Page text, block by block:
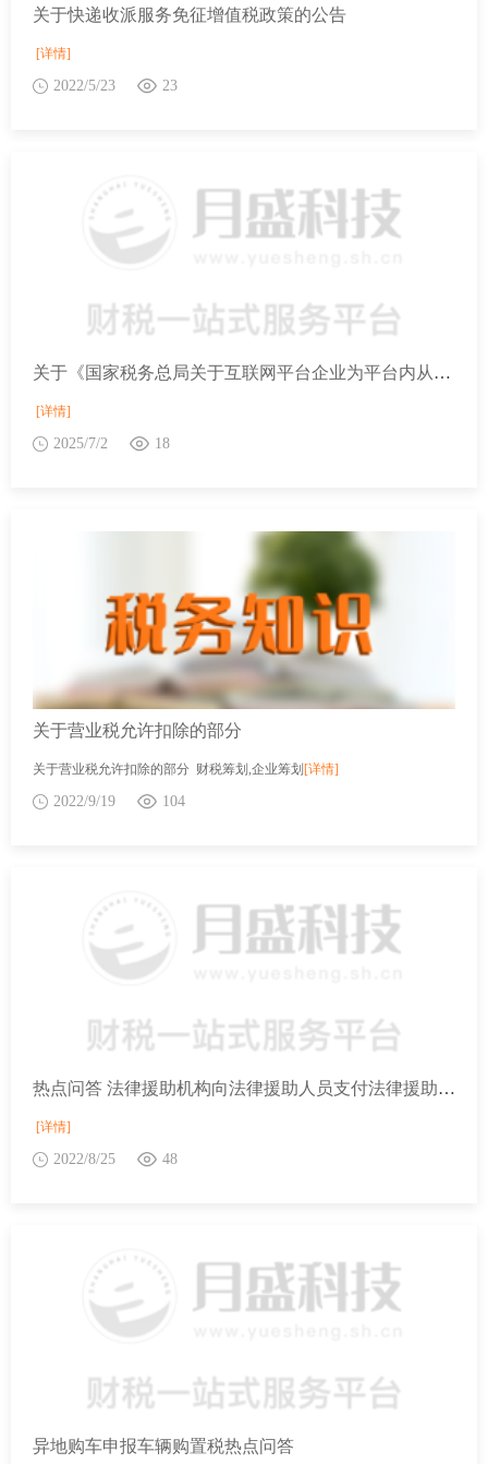
关于快递收派服务免征增值税政策的公告
[详情]
2022/5/23 23
关于《国家税务总局关于互联网平台企业为平台内从业人员办理扣缴申报、代办申报若干事项的公告》的解读
[详情]
2025/7/2 18
关于营业税允许扣除的部分
关于营业税允许扣除的部分 财税筹划,企业筹划 [详情]
2022/9/19 104
热点问答 法律援助机构向法律援助人员支付法律援助补贴时，是否应当为获得补贴的法律援助人员办理个税劳务报酬所得免税申报？
[详情]
2022/8/25 48
异地购车申报车辆购置税热点问答